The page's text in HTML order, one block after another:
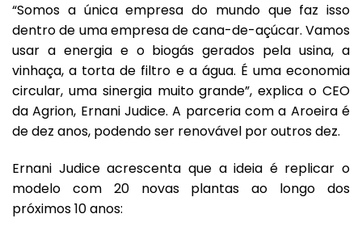
“Somos a única empresa do mundo que faz isso
dentro de uma empresa de cana-de-açúcar. Vamos
usar a energia e o biogás gerados pela usina, a
vinhaça, a torta de filtro e a água. É uma economia
circular, uma sinergia muito grande”, explica o CEO
da Agrion, Ernani Judice. A parceria com a Aroeira é
de dez anos, podendo ser renovável por outros dez.
Ernani Judice acrescenta que a ideia é replicar o
modelo com 20 novas plantas ao longo dos
próximos 10 anos: